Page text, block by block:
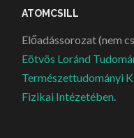
ATOMCSILL
Előadássorozat (nem
Eötvös Loránd
Természettudományi
Fizikai Intézetében.